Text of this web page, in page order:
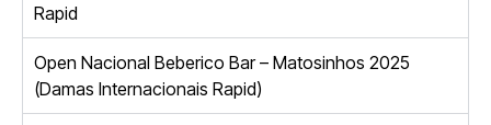
Rapid
Open Nacional Beberico Bar – Matosinhos 2025
(Damas Internacionais Rapid)